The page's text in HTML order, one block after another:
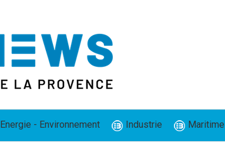
Energie - Environnement Industrie Maritime